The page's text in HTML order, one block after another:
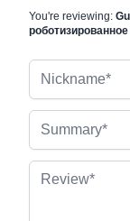
You're reviewing:
Review